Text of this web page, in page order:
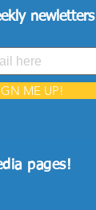
newletters
ME UP!
pages!